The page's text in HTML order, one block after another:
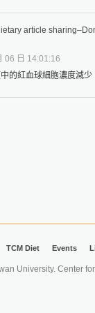
06 日 14:01:16
的紅血球細胞濃度減
TCM Diet Events
University. Center